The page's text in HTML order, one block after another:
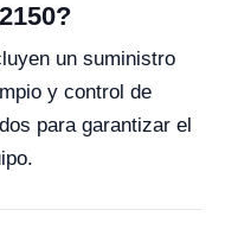
un suministro
y control de
para garantizar el